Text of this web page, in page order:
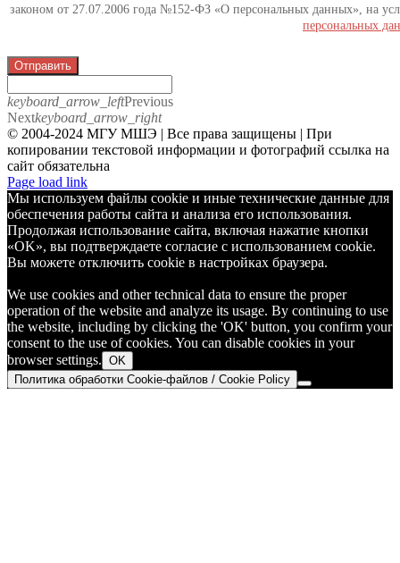
законом от 27.07.2006 года №152-ФЗ «О персональных данных», на
персональных
Отправить
keyboard_arrow_leftPrevious
Nextkeyboard_arrow_right
© 2004-2024 МГУ МШЭ | Все права защищены | При
копировании текстовой информации и фотографий ссылка на
сайт обязательна
Telegram
Page load link
Мы используем файлы cookie и иные технические данные для
обеспечения работы сайта и анализа его использования.
Продолжая использование сайта, включая нажатие кнопки
«OK», вы подтверждаете согласие с использованием cookie.
Вы можете отключить cookie в настройках браузера.
We use cookies and other technical data to ensure the proper
operation of the website and analyze its usage. By continuing to use
the website, including by clicking the 'OK' button, you confirm your
consent to the use of cookies. You can disable cookies in your
browser settings. OK
Политика обработки Cookie-файлов / Cookie Policy